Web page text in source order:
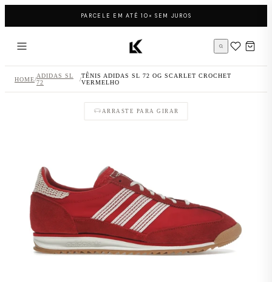
PARCELE EM ATÉ 10× SEM JUROS
Página inicial LK Sneakers
HOME/ADIDAS SL
72
/TÊNIS ADIDAS SL 72 OG SCARLET CROCHET
VERMELHO
ARRASTE PARA GIRAR